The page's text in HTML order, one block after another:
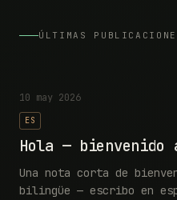
ÚLTIMAS
10 may 2026
ES
Hola — bienvenido
Una nota corta de
bilingüe — escribo en